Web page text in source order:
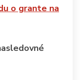
o grante na